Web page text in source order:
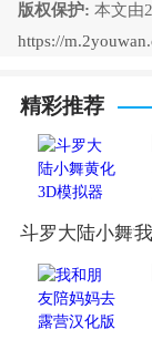
版权保护: 本文由
https://
精彩推荐
斗罗大陆小舞